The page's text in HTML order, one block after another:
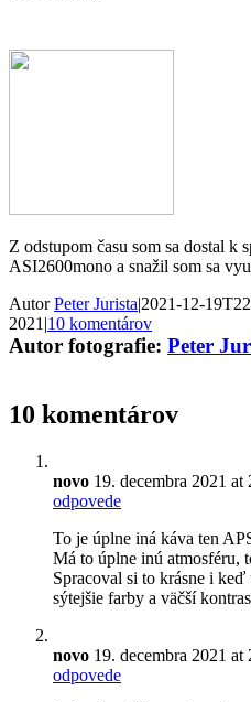
Facebook
Email
Z odstupom času som sa dostal k
ASI2600mono a snažil som sa
AutorPeter Jurista|2021-12-
2021 |10 komentárov
Autor fotografie: Peter
10 komentárov
novo 19. decembra 2021 at
odpovede
To je úplne iná káva ten
Má to úplne inú atmosféru,
Spracoval si to krásne i
sýtejšie farby a väčší
novo 19. decembra 2021 at
odpovede